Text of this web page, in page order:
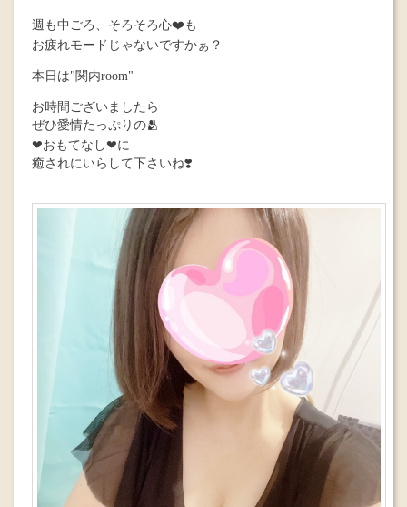
週も中ごろ、そろそろ心❤️も
お疲れモードじゃないですかぁ？
本日は"関内room"
お時間ございましたら
ぜひ愛情たっぷりの🫂
❤︎おもてなし❤︎に
癒されにいらして下さいね❣️